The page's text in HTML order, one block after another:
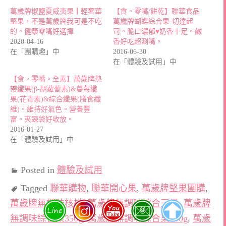
萬歲牌椒鹽夏威夷果┃輕奢華
堅果，不是萬歲牌我可是不吃
的。健康零嘴好選擇
2020-04-16
在「團購趣」中
【食。零嘴/餅乾】聯華食品
萬歲牌蝴蝶綜合果-切達起
司。脆口濃郁♥奶香十足。鹹
香好吃超涮嘴。
2016-06-30
在「體驗及試用」中
【食。零嘴。全素】萬歲牌熱
帶纖果(β-胡蘿蔔素)&蔓莓纖
果(花青素)&綜合纖果(膳食纖
維)。維持好氣色。營養豐
富。夾鍊袋好收放。
2016-01-27
在「體驗及試用」中
Posted in 體驗及試用
Tagged 聯華購物, 聯華開心果, 萬歲牌堅果團購,
萬歲牌無調味核桃,萬歲牌無調味綜合三果,萬歲牌
無調味綜合果350g,萬歲牌無調味綜合果500g, 萬歲